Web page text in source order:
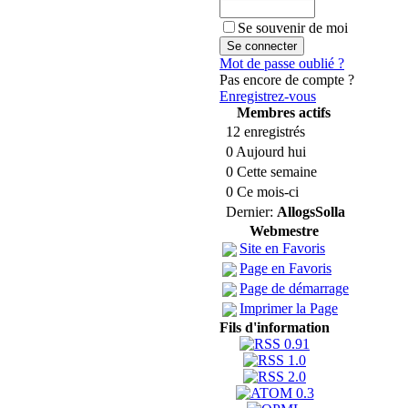
Se souvenir de moi
Mot de passe oublié ?
Pas encore de compte ?
Enregistrez-vous
Membres actifs
12 enregistrés
0 Aujourd hui
0 Cette semaine
0 Ce mois-ci
Dernier: AllogsSolla
Webmestre
Site en Favoris
Page en Favoris
Page de démarrage
Imprimer la Page
Fils d'information